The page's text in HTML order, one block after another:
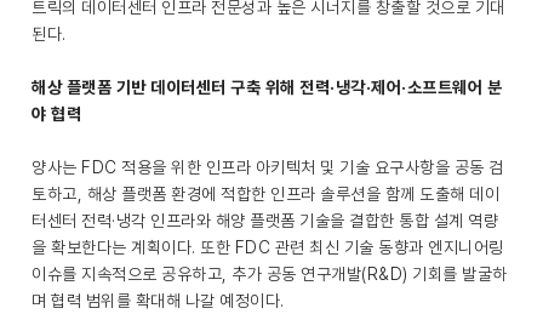
트릭의 데이터센터 인프라 전문성과 높은 시너지를 창출할 것으로 기대
된다.
해상 플랫폼 기반 데이터센터 구축 위해 전력·냉각·제어·소프트웨어 분
야 협력
양사는 FDC 적용을 위한 인프라 아키텍처 및 기술 요구사항을 공동 검
토하고, 해상 플랫폼 환경에 적합한 인프라 솔루션을 함께 도출해 데이
터센터 전력·냉각 인프라와 해양 플랫폼 기술을 결합한 통합 설계 역량
을 확보한다는 계획이다. 또한 FDC 관련 최신 기술 동향과 엔지니어링
이슈를 지속적으로 공유하고, 추가 공동 연구개발(R&D) 기회를 발굴하
며 협력 범위를 확대해 나갈 예정이다.